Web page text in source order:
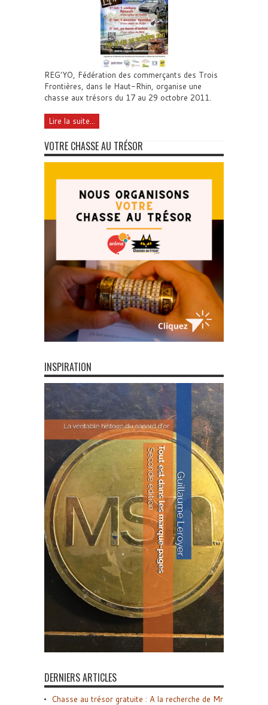
REG'YO, Fédération des commerçants des Trois
Frontières, dans le Haut-Rhin, organise une
chasse aux trésors du 17 au 29 octobre 2011.
Lire la suite...
VOTRE CHASSE AU TRÉSOR
INSPIRATION
DERNIERS ARTICLES
Chasse au trésor gratuite : A la recherche de Mr